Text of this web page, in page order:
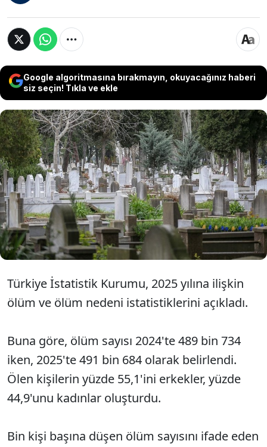
Google algoritmasına bırakmayın, okuyacağınız haberi
siz seçin! Tıkla ve ekle
Türkiye'de geçen yıl hayatını kaybedenlerin
sayısı 491 bin 684'e yükselirken, kaba ölüm hızı
binde 5,7 seviyesinde sabit kaldı. Ölüm
nedenlerinde dolaşım sistemi hastalıkları ilk
sıradaki yer alırken bebek ölüm hızı ve beş yaş
altı ölüm oranı geriledi.
Türkiye İstatistik Kurumu, 2025 yılına ilişkin
ölüm ve ölüm nedeni istatistiklerini açıkladı.
Buna göre, ölüm sayısı 2024'te 489 bin 734
iken, 2025'te 491 bin 684 olarak belirlendi.
Ölen kişilerin yüzde 55,1'ini erkekler, yüzde
44,9'unu kadınlar oluşturdu.
Bin kişi başına düşen ölüm sayısını ifade eden